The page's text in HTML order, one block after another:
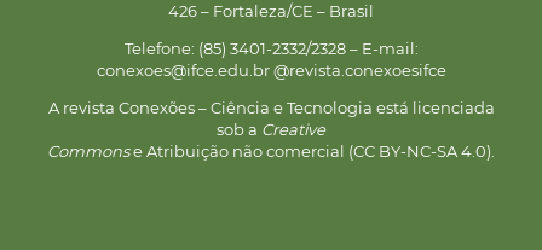
426 – Fortaleza/CE – Brasil
Telefone: (85) 3401-2332/2328 – E-mail:
conexoes@ifce.edu.br @revista.conexoesifce
A revista Conexões – Ciência e Tecnologia está licenciada
sob a Creative
Commonse Atribuição não comercial (CC BY-NC-SA 4.0).